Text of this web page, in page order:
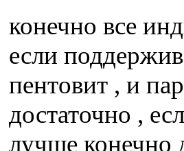
конечно все
если
пентовит , и
достаточно ,
лучше конечно